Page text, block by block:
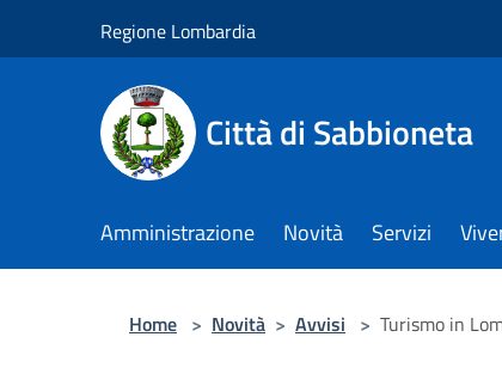
Regione Lombardia
Città di Sabbioneta
Amministrazione Novità Servizi
Home > Novità > Avvisi > Turismo in